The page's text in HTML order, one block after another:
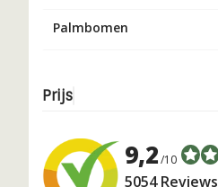
Palmbomen
Prijs
9,2/10
5054 Reviews